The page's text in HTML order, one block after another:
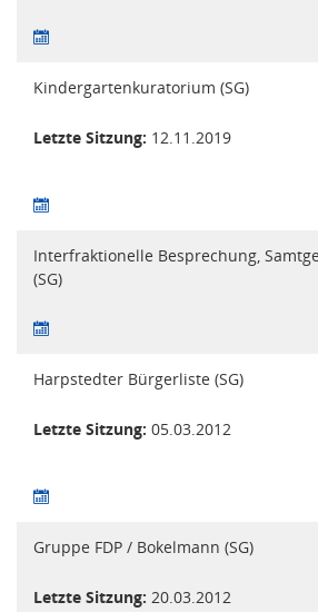
Kindergartenkuratorium (SG)
Letzte Sitzung: 12.11.2019
Interfraktionelle Besprechung,
(SG)
Harpstedter Bürgerliste (SG)
Letzte Sitzung: 05.03.2012
Gruppe FDP / Bokelmann (SG)
Letzte Sitzung: 20.03.2012